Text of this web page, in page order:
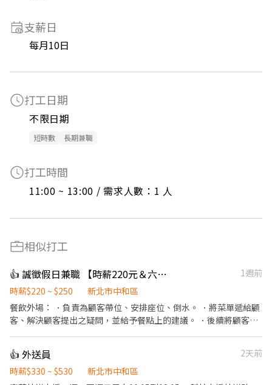
支薪日
每月10日
打工日期
不限日期
短時數 長期兼職
打工時間
11:00 ~ 13:00 / 需求人數：1 人
相似打工
👍 誠徵假日兼職 【時薪220元＆六日時薪+15元】壽司郎】 無經驗🉑
1週前
時薪$220 ~ $250
新北市中和區
餐飲外場： ．負責為顧客帶位、安排座位、倒水。 ．將菜單遞給顧
客、解決顧客提出之疑問，並給予餐點上的建議。 ．後續將顧客點
負責結帳、收銀等工作。 餐飲內場： ．擔任廚師的助手，處理烹飪
前與烹飪中之準備工作與其他餐廳相關事務。 ．負責洗、剝、削、
👍 外送員
2天前
時薪$330 ~ $530
新北市中和區